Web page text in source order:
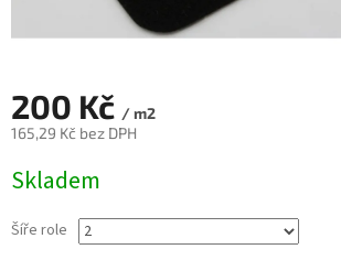
200 Kč / m2
165,29 Kč bez DPH
cena:
Skladem
Šíře role